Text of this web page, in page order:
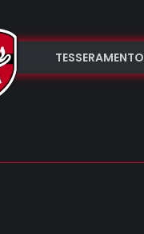
TESSERAMENTO